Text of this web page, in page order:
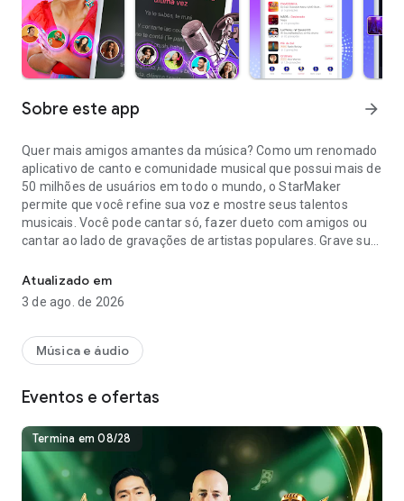
Sobre este app arrow_forward
Quer mais amigos amantes da música? Como um renomado
aplicativo de canto e comunidade musical que possui mais de
50 milhões de usuários em todo o mundo, o StarMaker
permite que você refine sua voz e mostre seus talentos
musicais. Você pode cantar só, fazer dueto com amigos ou
cantar ao lado de gravações de artistas populares. Grave sua
de áudio profissionais.
🎤Cante Músicas de Karaokê
suas músicas favoritas de milhões de opções em nossa
biblioteca, cantar junto com músicas de alta qualidade e
de vídeo profissionais e ferramentas de edição de áudio.
Whatsapp, Facebook, Instagram, Twitter, Snapchat e muito
mais. Além disso, você pode fazer duetos com artistas
famosos e cantar com seus amigos como se estivesse em
uma sala de karaokê real!
Atualizado em
3 de ago. de 2026
Música e áudio
Eventos e ofertas
Termina em 08/28